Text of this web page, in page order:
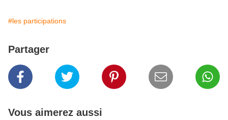
#les participations
Partager
Vous aimerez aussi